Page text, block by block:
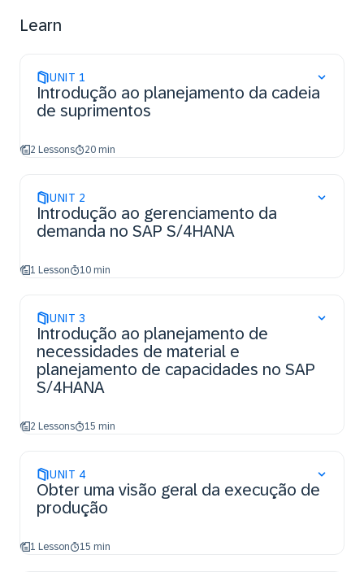
of production orders
Learn
UNIT 1
Introdução ao planejamento da cadeia
de suprimentos
2 Lessons 20 min
UNIT 2
Introdução ao gerenciamento da
demanda no SAP S/4HANA
1 Lesson 10 min
UNIT 3
Introdução ao planejamento de
necessidades de material e
planejamento de capacidades no SAP
S/4HANA
2 Lessons 15 min
UNIT 4
Obter uma visão geral da execução de
produção
1 Lesson 15 min